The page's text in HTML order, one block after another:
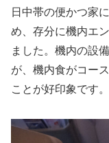
日中帯の便かつ家
め、存分に機内エ
ました。機内の設
が、機内食がコー
ことが好印象です。